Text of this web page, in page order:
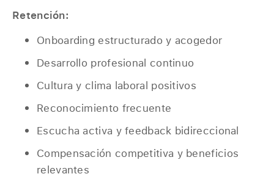
Retención:
Onboarding estructurado y acogedor
Desarrollo profesional continuo
Cultura y clima laboral positivos
Reconocimiento frecuente
Escucha activa y feedback bidireccional
Compensación competitiva y beneficios
relevantes